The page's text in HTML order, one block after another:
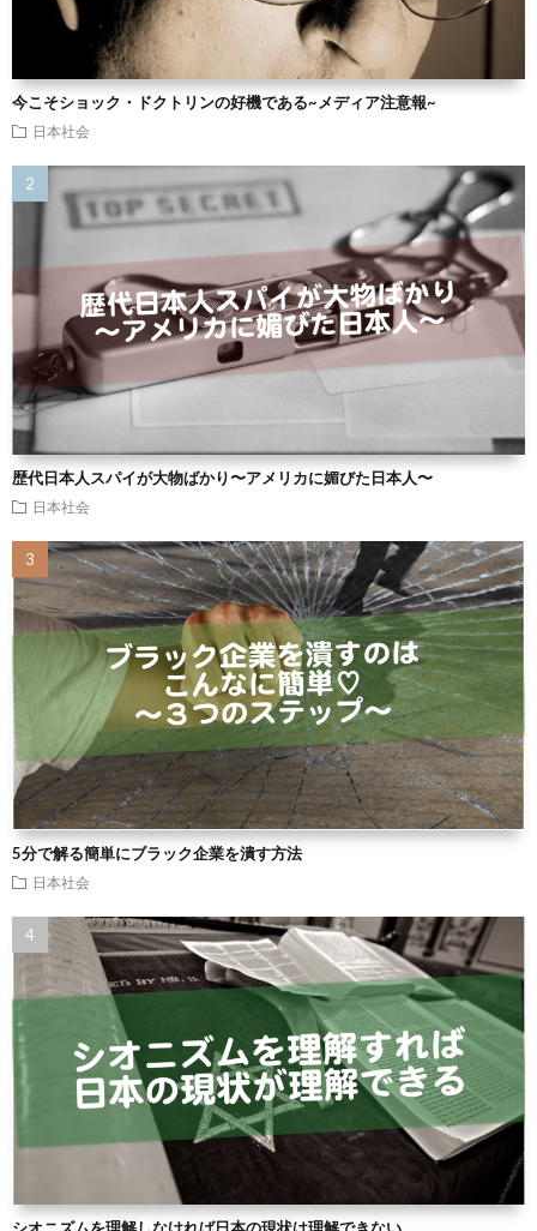
今こそショック・ドクトリンの好機である~メディア注意報~
日本社会
歴代日本人スパイが大物ばかり〜アメリカに媚びた日本人〜
日本社会
5分で解る簡単にブラック企業を潰す方法
日本社会